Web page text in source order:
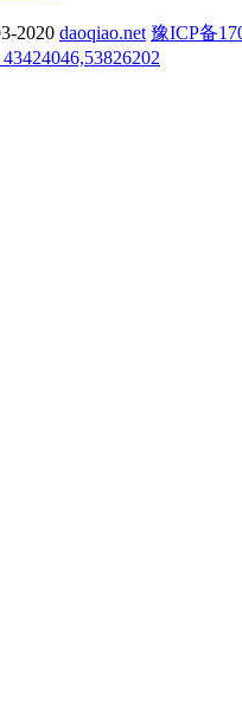
2020 daoqiao.net 豫ICP备